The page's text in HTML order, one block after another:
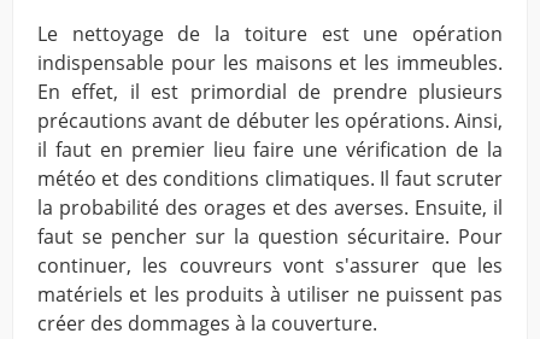
Le nettoyage de la toiture est une opération
indispensable pour les maisons et les immeubles.
En effet, il est primordial de prendre plusieurs
précautions avant de débuter les opérations. Ainsi,
il faut en premier lieu faire une vérification de la
météo et des conditions climatiques. Il faut scruter
la probabilité des orages et des averses. Ensuite, il
faut se pencher sur la question sécuritaire. Pour
continuer, les couvreurs vont s'assurer que les
matériels et les produits à utiliser ne puissent pas
créer des dommages à la couverture.